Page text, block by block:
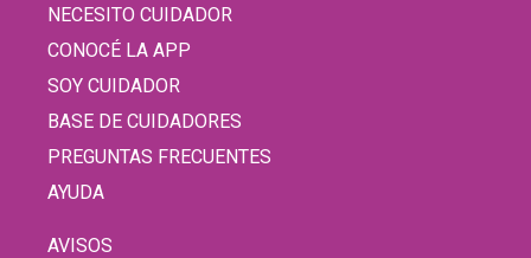
NECESITO CUIDADOR
CONOCÉ LA APP
SOY CUIDADOR
BASE DE CUIDADORES
PREGUNTAS FRECUENTES
AYUDA
AVISOS